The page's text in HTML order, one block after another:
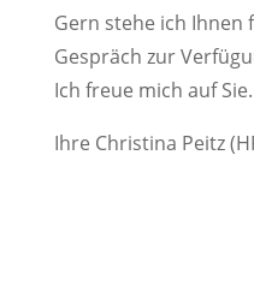
Gern stehe ich Ihnen
Gespräch zur
Ich freue mich auf Sie.
Ihre Christina Peitz